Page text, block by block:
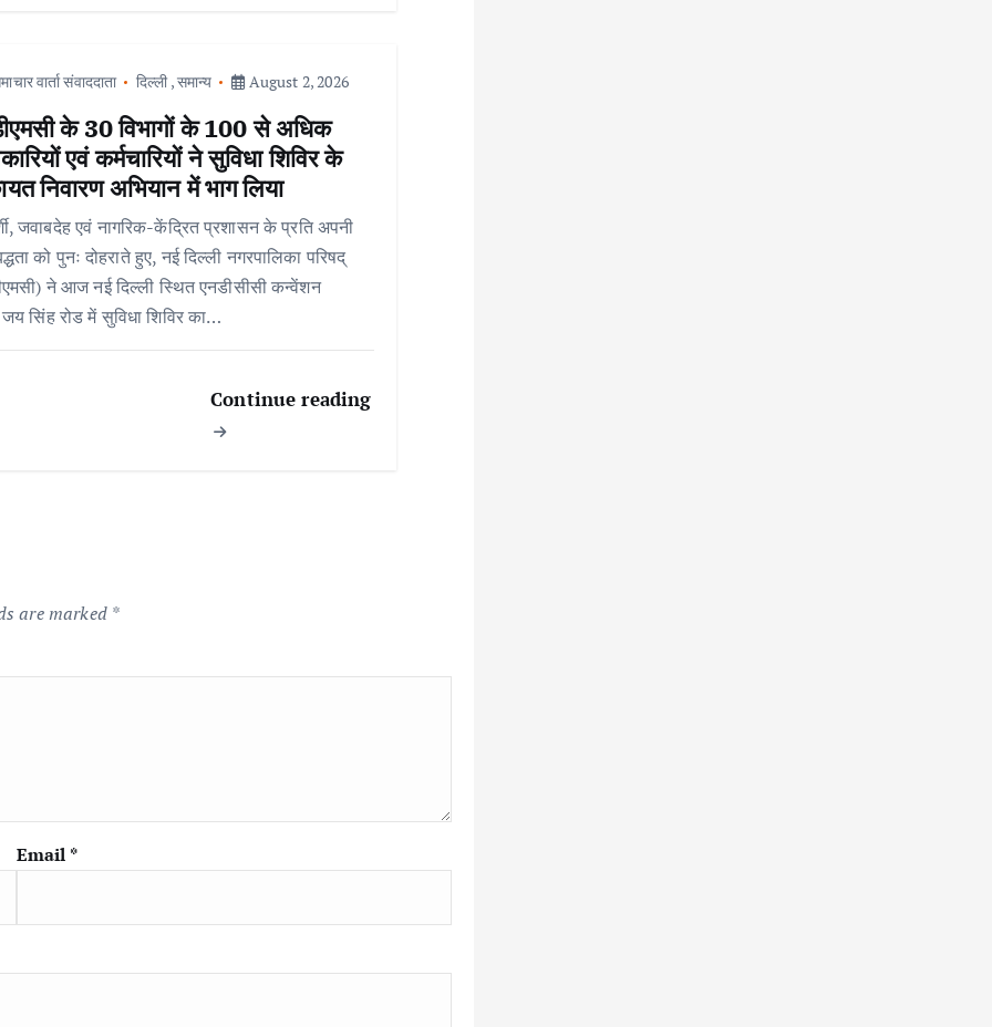
वार्ता संवाददाता दिल्ली,समान्य August 2, 2026
के 30 विभागों के 100 से अधिक
एवं कर्मचारियों ने सुविधा शिविर के
निवारण अभियान में भाग लिया
जवाबदेह एवं नागरिक-केंद्रित प्रशासन के प्रति अपनी
को पुनः दोहराते हुए, नई दिल्ली नगरपालिका परिषद्
ने आज नई दिल्ली स्थित एनडीसीसी कन्वेंशन
सिंह रोड में सुविधा शिविर का…
Continue reading
are marked *
Email *